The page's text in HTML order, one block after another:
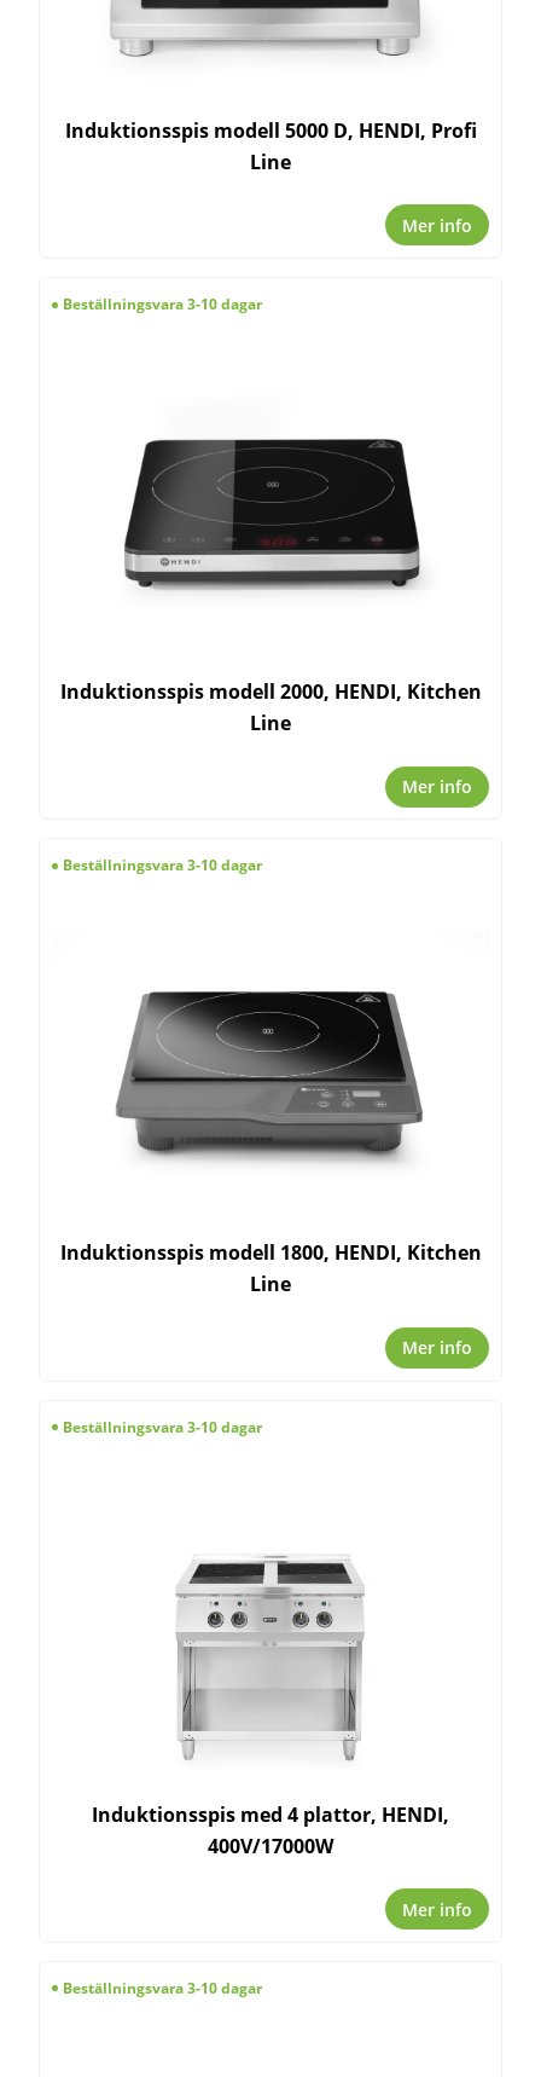
Induktionsspis modell 5000 D, HENDI, Profi
Line
Mer info
Beställningsvara 3-10 dagar
Induktionsspis modell 2000, HENDI, Kitchen
Line
Mer info
Beställningsvara 3-10 dagar
Induktionsspis modell 1800, HENDI, Kitchen
Line
Mer info
Beställningsvara 3-10 dagar
Induktionsspis med 4 plattor, HENDI,
400V/17000W
Mer info
Beställningsvara 3-10 dagar